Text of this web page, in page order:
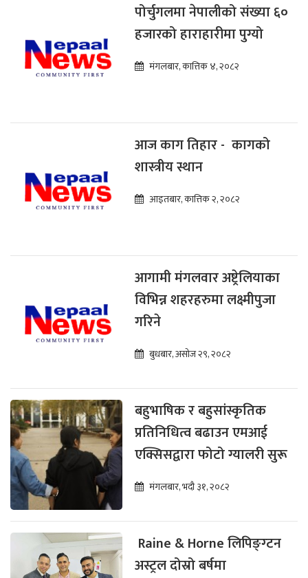
पोर्चुगलमा नेपालीको संख्या ६०
हजारको हाराहारीमा पुग्यो
मंगलबार, कात्तिक ४, २०८२
आज काग तिहार - कागको
शास्त्रीय स्थान
आइतबार, कात्तिक २, २०८२
आगामी मंगलवार अष्ट्रेलियाका
विभिन्न शहरहरुमा लक्ष्मीपुजा
गरिने
बुधबार, असोज २९, २०८२
बहुभाषिक र बहुसांस्कृतिक
प्रतिनिधित्व बढाउन एमआई
एक्सिसद्वारा फोटो ग्यालरी सुरू
मंगलबार, भदौ ३१, २०८२
Raine & Horne लिपिङ्ग्टन
अस्ट्रल दोस्रो बर्षमा